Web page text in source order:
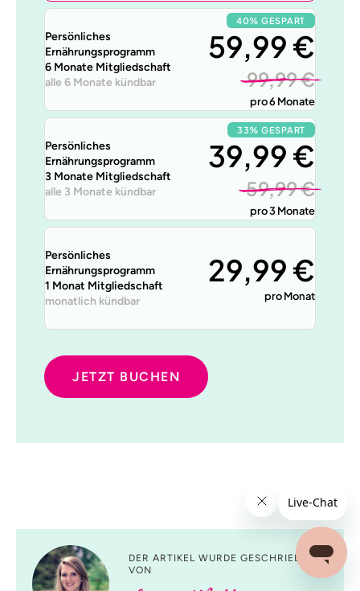
Persönliches
Ernährungsprogramm
6 Monate Mitgliedschaft
alle 6 Monate kündbar
40% GESPART
59,99 €
99,99 €
pro 6 Monate
Persönliches
Ernährungsprogramm
3 Monate Mitgliedschaft
alle 3 Monate kündbar
33% GESPART
39,99 €
59,99 €
pro 3 Monate
Persönliches
Ernährungsprogramm
1 Monat Mitgliedschaft
monatlich kündbar
29,99 €
pro Monat
JETZT BUCHEN
DER ARTIKEL WURDE GESCHRIEBEN
VON